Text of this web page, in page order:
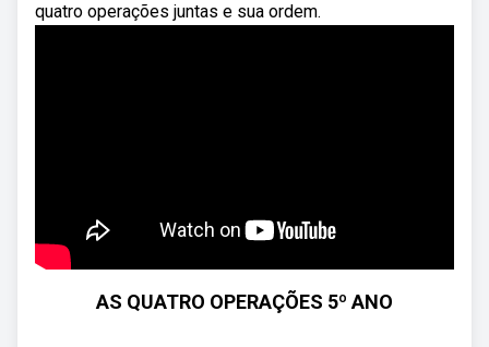
quatro operações juntas e sua ordem.
AS QUATRO OPERAÇÕES 5º ANO